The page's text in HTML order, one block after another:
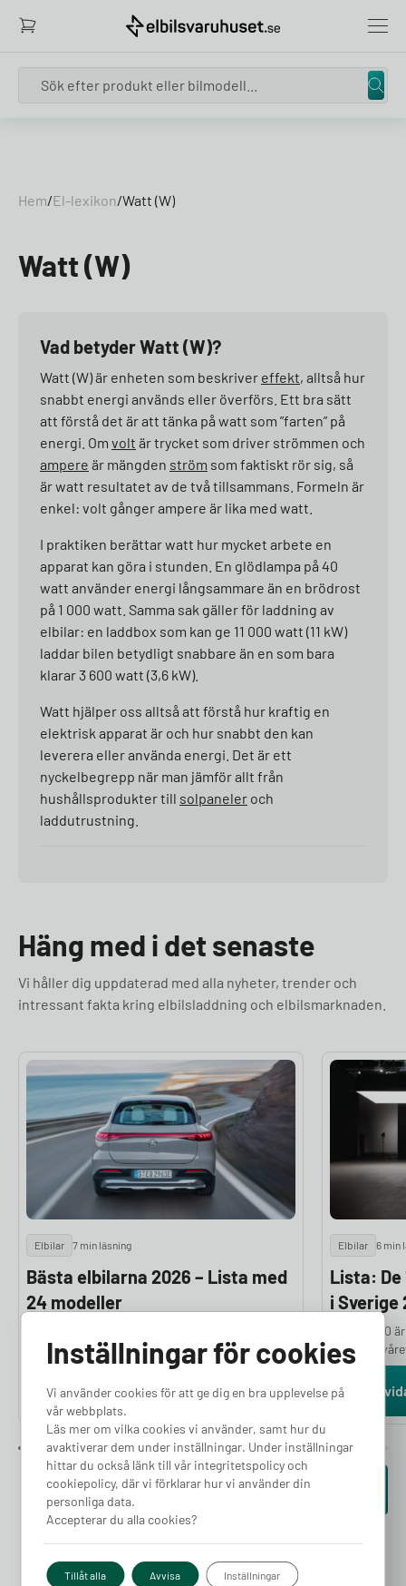
Hem/El-lexikon/Watt (W)
Watt (W)
Vad betyder Watt (W)?
Watt (W) är enheten som beskriver effekt, alltså hur
snabbt energi används eller överförs. Ett bra sätt
att förstå det är att tänka på watt som ”farten” på
energi. Om volt är trycket som driver strömmen och
ampere är mängden ström som faktiskt rör sig, så
är watt resultatet av de två tillsammans. Formeln är
enkel: volt gånger ampere är lika med watt.
I praktiken berättar watt hur mycket arbete en
apparat kan göra i stunden. En glödlampa på 40
watt använder energi långsammare än en brödrost
på 1 000 watt. Samma sak gäller för laddning av
elbilar: en laddbox som kan ge 11 000 watt (11 kW)
laddar bilen betydligt snabbare än en som bara
klarar 3 600 watt (3,6 kW).
Watt hjälper oss alltså att förstå hur kraftig en
elektrisk apparat är och hur snabbt den kan
leverera eller använda energi. Det är ett
nyckelbegrepp när man jämför allt från
hushållsprodukter till solpaneler och
laddutrustning.
Häng med i det senaste
Vi håller dig uppdaterad med alla nyheter, trender och
intressant fakta kring elbilsladdning och elbilsmarknaden.
Elbilar 7 min läsning
Bästa elbilarna 2026 – Lista med
24 modeller
elbilarna har du kommit helt rätt. Norska
Motor.no granskar och testar ett stort antal
elbilar varje år för att ge dig en objektiv och
välgrundad ranking. Bedömningarna bygger på
en hel rad parametrar, bland annat prestanda,
räckvidd, komfort, lastutrymme och
prisvärdhet, kombinerat med experternas
subjektiva intryck. I den här artikeln presenterar
vi de 24 bästa elbilarna 2026.
Läs vidare
Elbilar 6 min
Lista:
i Sverige
Volvo EX40
första
mellan
Tesla Model
under
som flest
Läs
Se fler artiklar
Inställningar för cookies
Vi använder cookies för att ge dig en bra upplevelse på
vår webbplats.
Läs mer om vilka cookies vi använder, samt hur du
avaktiverar dem under inställningar. Under inställningar
hittar du också länk till vår integritetspolicy och
cookiepolicy, där vi förklarar hur vi använder din
personliga data.
Accepterar du alla cookies?
Tillåt alla Avvisa Inställningar